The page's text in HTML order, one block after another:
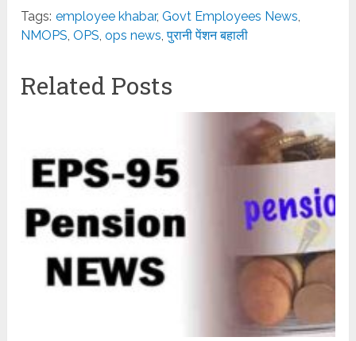
Tags: employee khabar,Govt Employees News,
NMOPS,OPS,ops news,पुरानी पेंशन बहाली
Related Posts